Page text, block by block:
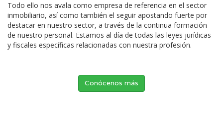
Todo ello nos avala como empresa de referencia en el sector
inmobiliario, así como también el seguir apostando fuerte por
destacar en nuestro sector, a través de la continua formación
de nuestro personal. Estamos al día de todas las leyes jurídicas
y fiscales específicas relacionadas con nuestra profesión.
Conócenos más